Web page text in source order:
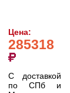
Цена:
285318
С доставкой
по СПб и